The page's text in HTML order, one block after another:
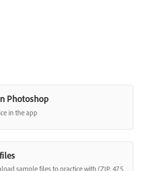
Photoshop
in the app
sample files to practice with (ZIP, 47.5